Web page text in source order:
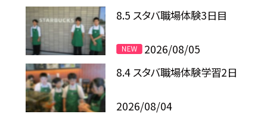
8.5 スタバ職場体験3日目
2026/08/05
8.4 スタバ職場体験学習2日
2026/08/04